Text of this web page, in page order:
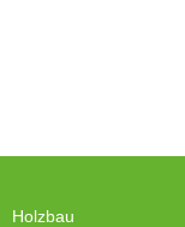
Holzbau